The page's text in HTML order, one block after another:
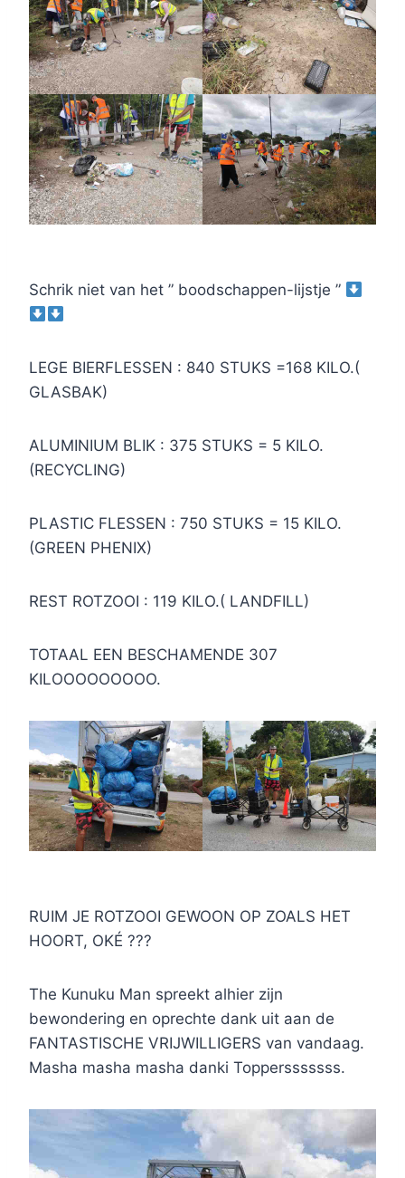
Schrik niet van het ” boodschappen-lijstje ”
LEGE BIERFLESSEN : 840 STUKS =168 KILO.(
GLASBAK)
ALUMINIUM BLIK : 375 STUKS = 5 KILO.
(RECYCLING)
PLASTIC FLESSEN : 750 STUKS = 15 KILO.
(GREEN PHENIX)
REST ROTZOOI : 119 KILO.( LANDFILL)
TOTAAL EEN BESCHAMENDE 307
KILOOOOOOOOO.
RUIM JE ROTZOOI GEWOON OP ZOALS HET
HOORT, OKÉ ???
The Kunuku Man spreekt alhier zijn
bewondering en oprechte dank uit aan de
FANTASTISCHE VRIJWILLIGERS van vandaag.
Masha masha masha danki Toppersssssss.